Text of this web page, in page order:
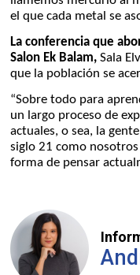
el que cada metal se
La conferencia que
Salon Ek Balam, Sala
que la población se
“Sobre todo para
un largo proceso de
actuales, o sea, la
siglo 21 como
forma de pensar